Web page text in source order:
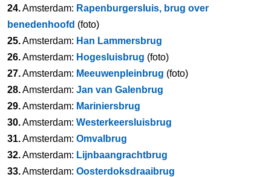
24.Amsterdam: Rapenburgersluis, brug over
benedenhoofd (foto)
25.Amsterdam: Han Lammersbrug
26.Amsterdam: Hogesluisbrug (foto)
27.Amsterdam: Meeuwenpleinbrug (foto)
28.Amsterdam: Jan van Galenbrug
29.Amsterdam: Mariniersbrug
30.Amsterdam: Westerkeersluisbrug
31.Amsterdam: Omvalbrug
32.Amsterdam: Lijnbaangrachtbrug
33.Amsterdam: Oosterdoksdraaibrug